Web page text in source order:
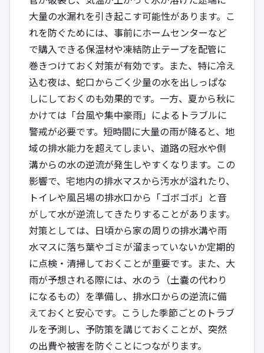
大量の水漏れを引き起こす可能性があります。こ
れを防ぐためには、事前にホームセンターなど
で購入できる保温材や凍結防止テープを配管に
巻きつけておく対策が有効です。また、特に冷え
込む夜は、蛇口からごく少量の水を出しっぱな
しにしておくのも効果的です。一方、夏から秋に
かけては「台風や集中豪雨」によるトラブルに
警戒が必要です。短時間に大量の雨が降ると、地
域の排水能力を超えてしまい、道路の冠水や側
溝からの水の逆流が発生しやすくなります。この
影響で、宅地内の排水マスから汚水が溢れたり、
トイレや風呂場の排水口から「ゴボゴボ」と音
がして水が逆流してきたりすることがあります。
対策としては、日頃から家の周りの排水溝や雨
水マスに落ち葉やゴミが溜まっていないか定期的
に点検・清掃しておくことが重要です。また、大
雨が予想される際には、水のう（土嚢の代わり
になるもの）を準備し、排水口からの逆流に備
えておくと安心です。こうした季節ごとのトラブ
ルを予測し、予防策を講じておくことが、突然
の出費や被害を防ぐことにつながります。